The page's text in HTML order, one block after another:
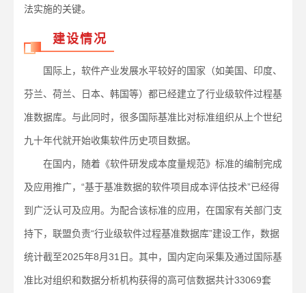
法实施的关键。
建设情况
国际上，软件产业发展水平较好的国家（如美国、印度、
芬兰、荷兰、日本、韩国等）都已经建立了行业级软件过程基
准数据库。与此同时，很多国际基准比对标准组织从上个世纪
九十年代就开始收集软件历史项目数据。
在国内，随着《软件研发成本度量规范》标准的编制完成
及应用推广，“基于基准数据的软件项目成本评估技术”已经得
到广泛认可及应用。为配合该标准的应用，在国家有关部门支
持下，联盟负责“行业级软件过程基准数据库”建设工作，数据
统计截至2025年8月31日。其中，国内定向采集及通过国际基
准比对组织和数据分析机构获得的高可信数据共计33069套